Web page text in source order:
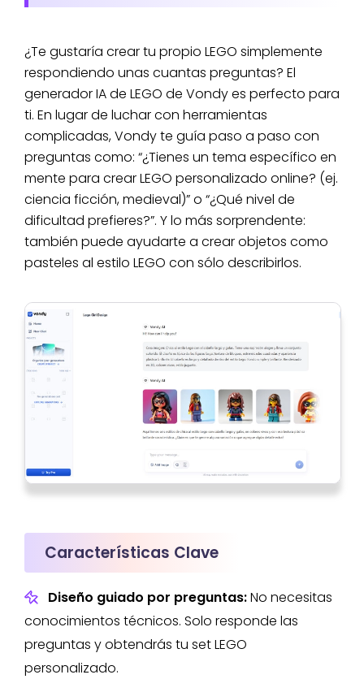
¿Te gustaría crear tu propio LEGO simplemente
respondiendo unas cuantas preguntas? El
generador IA de LEGO de Vondy es perfecto para
ti. En lugar de luchar con herramientas
complicadas, Vondy te guía paso a paso con
preguntas como: “¿Tienes un tema específico en
mente para crear LEGO personalizado online? (ej.
ciencia ficción, medieval)” o “¿Qué nivel de
dificultad prefieres?”. Y lo más sorprendente:
también puede ayudarte a crear objetos como
pasteles al estilo LEGO con sólo describirlos.
Características Clave
Diseño guiado por preguntas:No necesitas
conocimientos técnicos. Solo responde las
preguntas y obtendrás tu set LEGO
personalizado.